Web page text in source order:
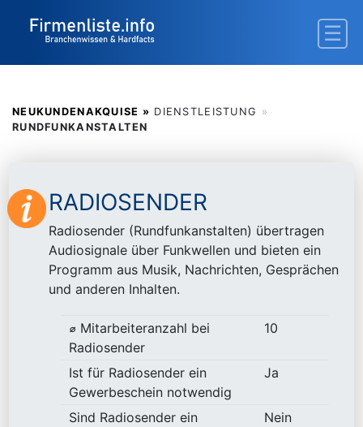
NEUKUNDENAKQUISE » DIENSTLEISTUNG »
RUNDFUNKANSTALTEN
RADIOSENDER
Radiosender (Rundfunkanstalten) übertragen
Audiosignale über Funkwellen und bieten ein
Programm aus Musik, Nachrichten, Gesprächen
und anderen Inhalten.
⌀ Mitarbeiteranzahl bei
Radiosender
10
Ist für Radiosender ein
Gewerbeschein notwendig
Ja
Sind Radiosender ein
Nein